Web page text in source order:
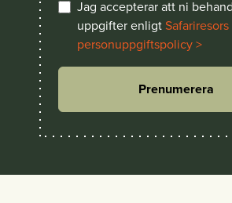
Jag accepterar att ni
uppgifter enligtSafariresors
personuppgiftspolicy >
Prenumerera